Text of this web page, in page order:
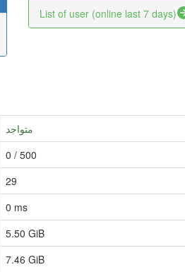
List of user (online last 7 days)
متواجد
0 / 500
29
0 ms
5.50 GiB
7.46 GiB